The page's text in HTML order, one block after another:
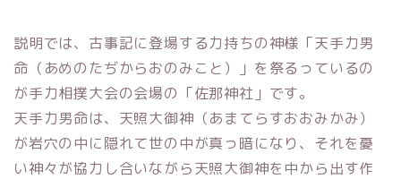
説明では、古事記に登場する力持ちの神様「天手力男
命（あめのたぢからおのみこと）」を祭るっているの
が手力相撲大会の会場の「佐那神社」です。
天手力男命は、天照大御神（あまてらすおおみかみ）
が岩穴の中に隠れて世の中が真っ暗になり、それを憂
い神々が協力し合いながら天照大御神を中から出す作